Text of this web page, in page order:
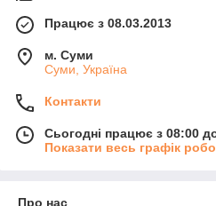
Працює з 08.03.2013
м. Суми
Суми, Україна
Контакти
Сьогодні працює з 08:00
Показати весь графік
Про нас